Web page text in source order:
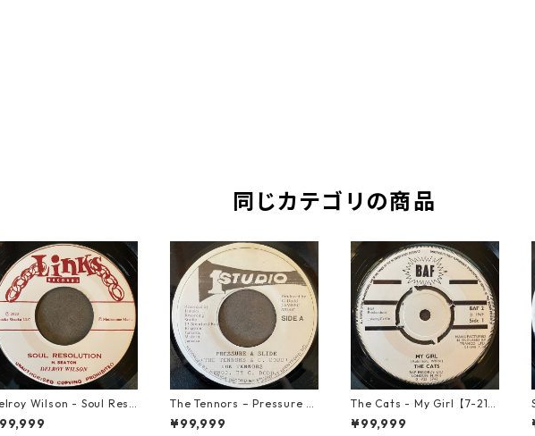
同じカテゴリの商品
Wilson - Soul Reso
【7-21935】
The Tennors – Pressure &
Slide【7-21952】
¥99,999
The Cats - My Girl【7-219
06】
¥99,999